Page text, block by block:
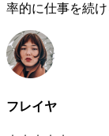
率的に仕事を続け
フレイヤ